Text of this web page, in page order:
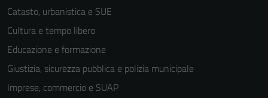
Catasto, urbanistica e SUE
Cultura e tempo libero
Educazione e formazione
Giustizia, sicurezza pubblica e polizia municipale
Imprese, commercio e SUAP